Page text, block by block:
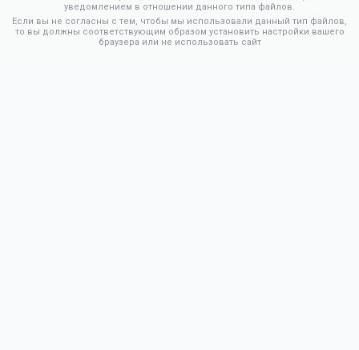
уведомлением в отношении данного типа файлов.
Если вы не согласны с тем, чтобы мы использовали данный тип файлов,
то вы должны соответствующим образом установить настройки вашего
браузера или не использовать сайт